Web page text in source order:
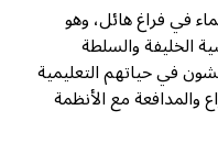
في فراغ هائل، وهو
الخليفة والسلطة
في حياتهم التعليمية
والمدافعة مع الأنظمة